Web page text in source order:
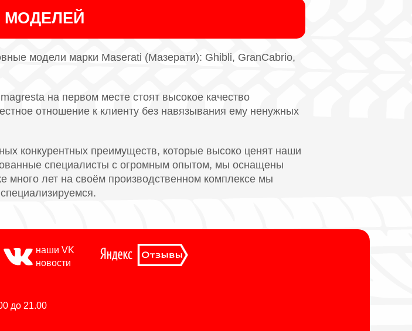
МОДЕЛЕЙ
модели марки Maserati (Мазерати): Ghibli, GranCabrio,
на первом месте стоят высокое качество
отношение к клиенту без навязывания ему ненужных
конкурентных преимуществ, которые высоко ценят наши
специалисты с огромным опытом, мы оснащены
лет на своём производственном комплексе мы
наши VK
новости
до 21.00